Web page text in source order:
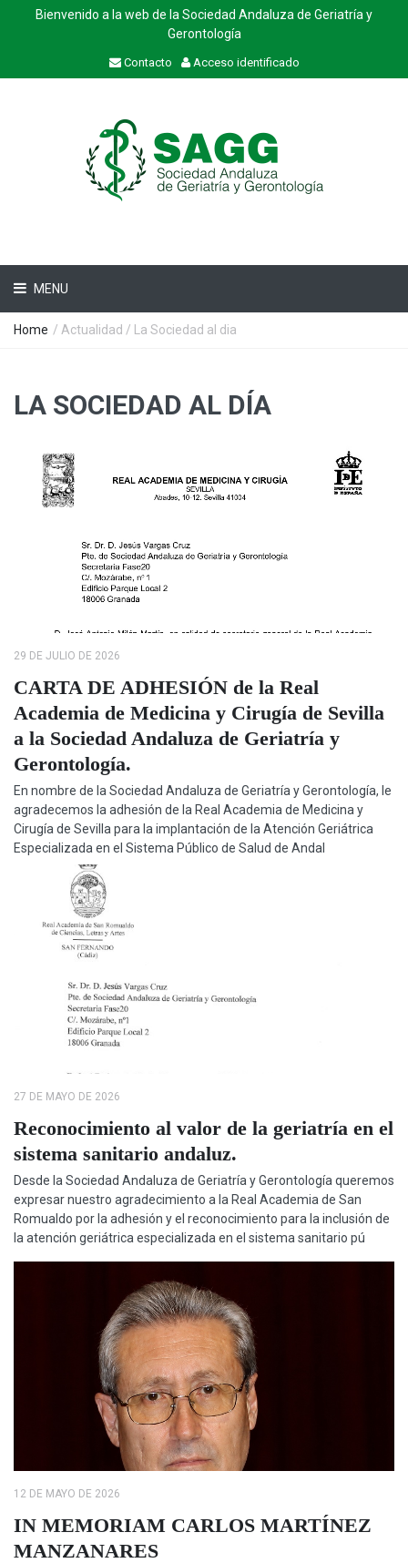
Bienvenido a la web de la Sociedad Andaluza de Geriatría y
Gerontología
Contacto Acceso identificado
MENU
Home / Actualidad / La Sociedad al dia
LA SOCIEDAD AL DÍA
29 DE JULIO DE 2026
CARTA DE ADHESIÓN de la Real
Academia de Medicina y Cirugía de Sevilla
a la Sociedad Andaluza de Geriatría y
Gerontología.
En nombre de la Sociedad Andaluza de Geriatría y Gerontología, le
agradecemos la adhesión de la Real Academia de Medicina y
Cirugía de Sevilla para la implantación de la Atención Geriátrica
Especializada en el Sistema Público de Salud de Andal
27 DE MAYO DE 2026
Reconocimiento al valor de la geriatría en el
sistema sanitario andaluz.
Desde la Sociedad Andaluza de Geriatría y Gerontología queremos
expresar nuestro agradecimiento a la Real Academia de San
Romualdo por la adhesión y el reconocimiento para la inclusión de
la atención geriátrica especializada en el sistema sanitario pú
12 DE MAYO DE 2026
IN MEMORIAM CARLOS MARTÍNEZ
MANZANARES